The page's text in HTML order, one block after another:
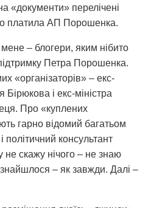
«документи» перелічені
платила АП Порошенка.
– блогери, яким нібито
Петра Порошенка.
«організаторів» – екс-
і екс-міністра
Про «куплених
гарно відомий багатьом
політичний консультант
не скажу нічого – не знаю
знайшлося – як завжди. Далі –